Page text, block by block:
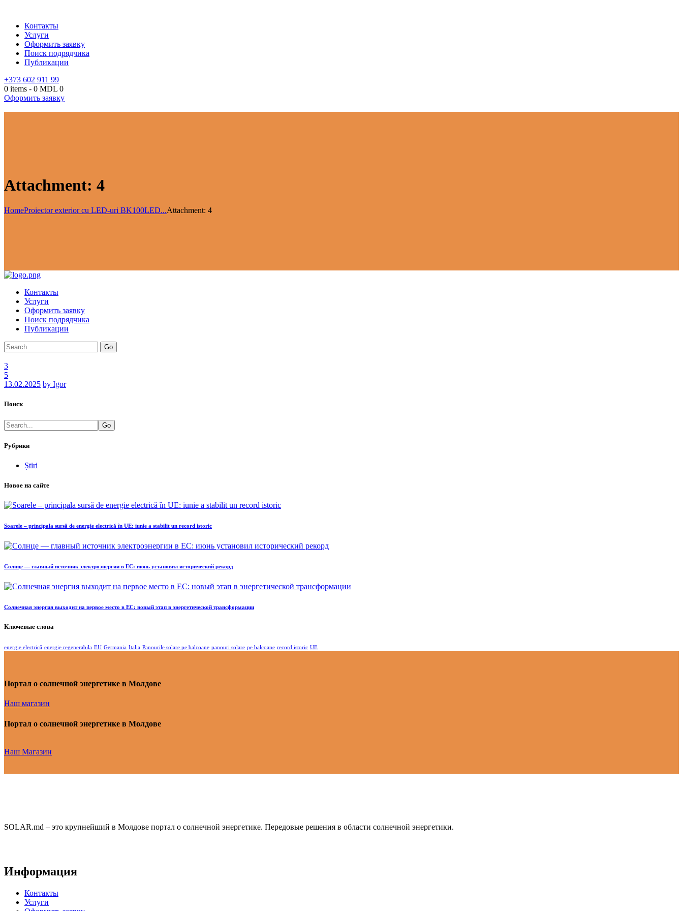
Контакты
Услуги
Оформить заявку
Поиск подрядчика
Публикации
+373 602 911 99
0 items - 0 MDL 0
Оформить заявку
Attachment: 4
HomeProiector exterior cu LED-uri BK100LED...Attachment: 4
Контакты
Услуги
Оформить заявку
Поиск подрядчика
Публикации
Go
3
5
13.02.2025 by Igor
Поиск
Go
Рубрики
Știri
Новое на сайте
Soarele – principala sursă de energie electrică în UE: iunie a stabilit un record istoric
Солнце — главный источник электроэнергии в ЕС: июнь установил исторический рекорд
Солнечная энергия выходит на первое место в ЕС: новый этап в энергетической трансформации
Ключевые слова
energie electrică energie regenerabila EU Germania Italia Panourile solare pe balcoane panouri solare pe balcoane record istoric UE
Портал о солнечной энергетике в Молдове
Наш магазин
Портал о солнечной энергетике в Молдове
Наш Магазин
SOLAR.md – это крупнейший в Молдове портал о солнечной энергетике. Передовые решения в области солнечной энергетики.
Информация
Контакты
Услуги